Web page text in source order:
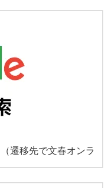
（遷移先で文春オンラ